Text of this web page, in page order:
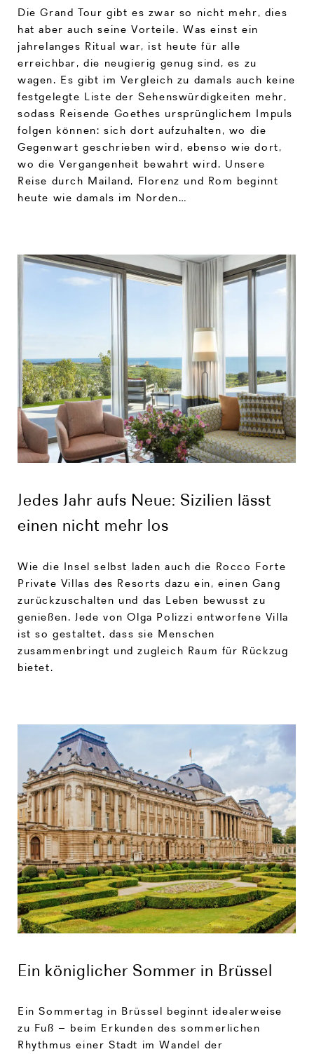
Die Grand Tour gibt es zwar so nicht mehr, dies
hat aber auch seine Vorteile. Was einst ein
jahrelanges Ritual war, ist heute für alle
erreichbar, die neugierig genug sind, es zu
wagen. Es gibt im Vergleich zu damals auch keine
festgelegte Liste der Sehenswürdigkeiten mehr,
sodass Reisende Goethes ursprünglichem Impuls
folgen können: sich dort aufzuhalten, wo die
Gegenwart geschrieben wird, ebenso wie dort,
wo die Vergangenheit bewahrt wird. Unsere
Reise durch Mailand, Florenz und Rom beginnt
heute wie damals im Norden…
Jedes Jahr aufs Neue: Sizilien lässt
einen nicht mehr los
Wie die Insel selbst laden auch die Rocco Forte
Private Villas des Resorts dazu ein, einen Gang
zurückzuschalten und das Leben bewusst zu
genießen. Jede von Olga Polizzi entworfene Villa
ist so gestaltet, dass sie Menschen
zusammenbringt und zugleich Raum für Rückzug
bietet.
Ein königlicher Sommer in Brüssel
Ein Sommertag in Brüssel beginnt idealerweise
zu Fuß – beim Erkunden des sommerlichen
Rhythmus einer Stadt im Wandel der